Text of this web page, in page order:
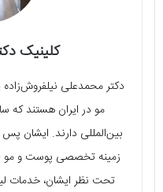
کلینیک
دکتر محمدعلی
مو در ایران هستند که
بین‌المللی دارند. ایشان
زمینه تخصصی پوست و مو
تحت نظر ایشان، خدمات